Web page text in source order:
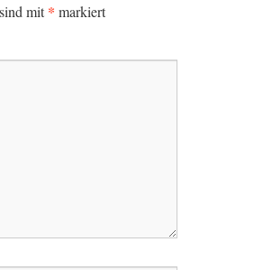
mit* markiert